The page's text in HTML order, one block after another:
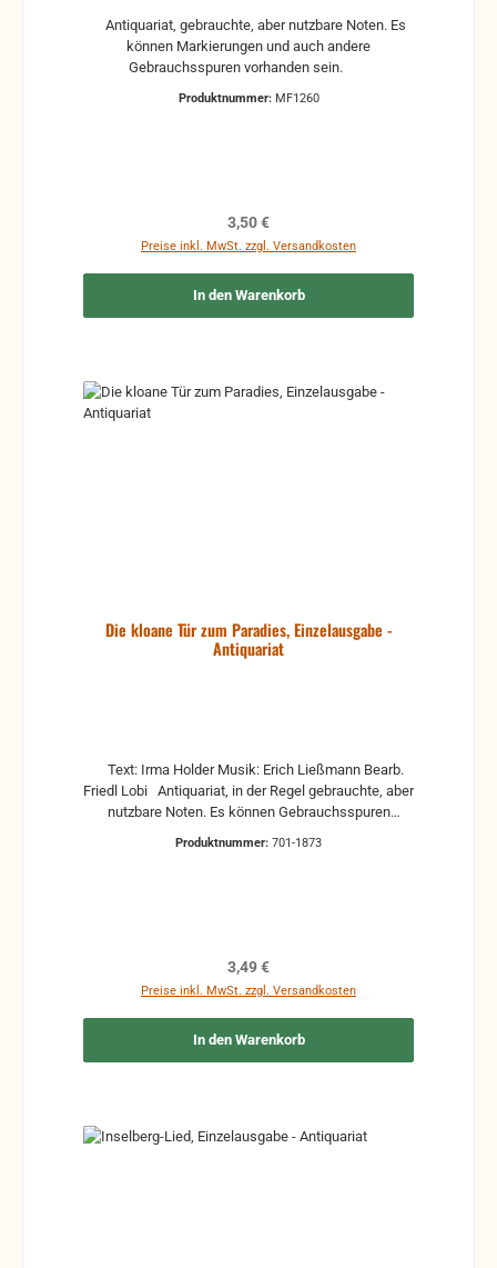
können Markierungen und auch andere
Produktnummer: MF1260
Regulärer Preis:
3,50 €
Preise inkl. MwSt. zzgl. Versandkosten
In den Warenkorb
Die kloane Tür zum Paradies, Einzelausgabe -
Antiquariat
Friedl Lobi Antiquariat, in der Regel gebrauchte, aber
nutzbare Noten. Es können Gebrauchsspuren
Produktnummer: 701-1873
Regulärer Preis:
3,49 €
Preise inkl. MwSt. zzgl. Versandkosten
In den Warenkorb